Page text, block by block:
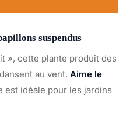
suspendus
», cette plante produit des
au vent. Aime le
est idéale pour les jardins